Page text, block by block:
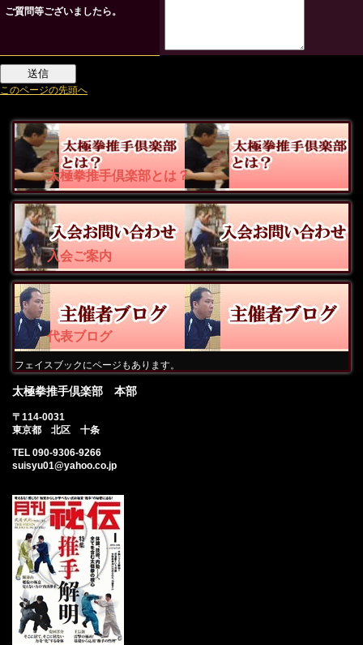
ご質問等ございましたら。
このページの先頭へ
太極拳推手倶楽部とは？
入会ご案内
代表ブログ
フェイスブックにページもあります。
太極拳推手倶楽部 本部
〒114-0031
東京都 北区 十条
TEL 090-9306-9266
suisyu01@yahoo.co.jp